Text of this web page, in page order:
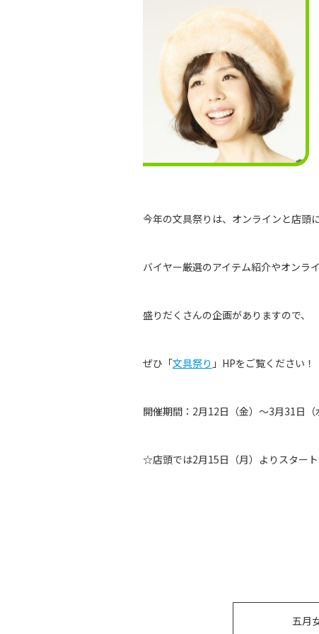
今年の文具祭りは、オンラインと店頭
バイヤー厳選のアイテム紹介やオンラ
盛りだくさんの企画がありますので、
ぜひ「文具祭り 」HPをご覧ください！
開催期間：2月12日（金）〜3月31日（
☆店頭では2月15日（月）よりスター
五月